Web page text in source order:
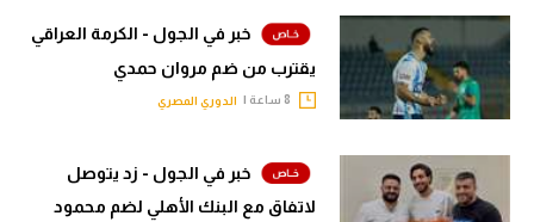
خبر في الجول - الكرمة العراقي
يقترب من ضم مروان حمدي
الدوري المصري
خبر في الجول - زد يتوصل
لاتفاق مع البنك الأهلي لضم محمود